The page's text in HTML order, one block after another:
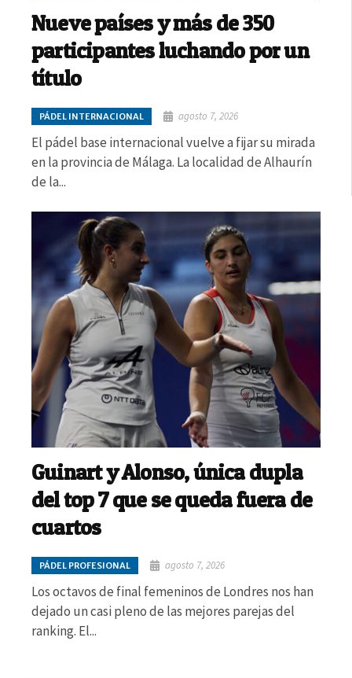
Nueve países y más de 350
participantes luchando por un
título
PÁDEL INTERNACIONAL agosto 7, 2026
El pádel base internacional vuelve a fijar su mirada
en la provincia de Málaga. La localidad de Alhaurín
de la...
Guinart y Alonso, única dupla
del top 7 que se queda fuera de
cuartos
PÁDEL PROFESIONAL agosto 7, 2026
Los octavos de final femeninos de Londres nos han
dejado un casi pleno de las mejores parejas del
ranking. El...